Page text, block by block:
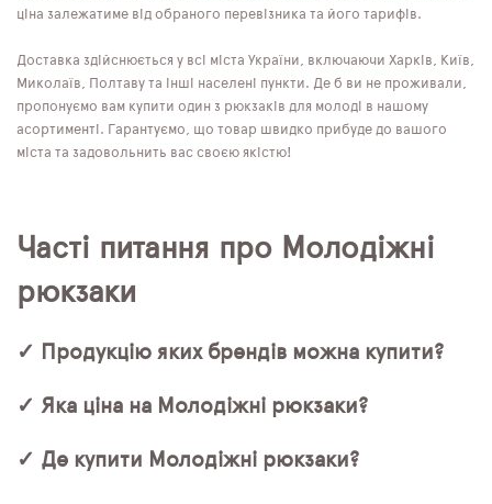
ціна залежатиме від обраного перевізника та його тарифів.
Доставка здійснюється у всі міста України, включаючи Харків, Київ,
Миколаїв, Полтаву та інші населені пункти. Де б ви не проживали,
пропонуємо вам купити один з рюкзаків для молоді в нашому
асортименті. Гарантуємо, що товар швидко прибуде до вашого
міста та задовольнить вас своєю якістю!
Часті питання про Молодіжні
рюкзаки
✓ Продукцію яких брендів можна купити?
✓ Яка ціна на Молодіжні рюкзаки?
✓ Де купити Молодіжні рюкзаки?